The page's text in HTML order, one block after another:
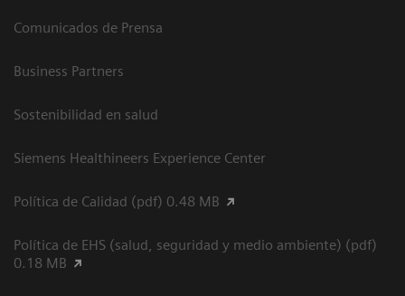
Comunicados de Prensa
Business Partners
Sostenibilidad en salud
Siemens Healthineers Experience Center
Política de Calidad (pdf) 0.48 MB
Política de EHS (salud, seguridad y medio ambiente) (pdf)
0.18 MB